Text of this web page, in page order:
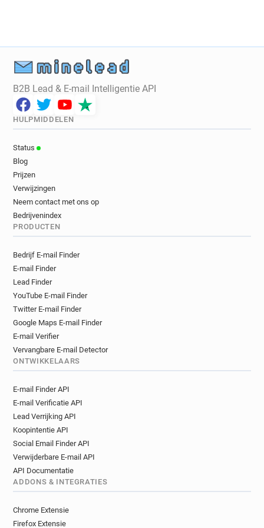
B2B Lead & E-mail Intelligentie API
HULPMIDDELEN
Status
Blog
Prijzen
Verwijzingen
Neem contact met ons op
Bedrijvenindex
PRODUCTEN
Bedrijf E-mail Finder
E-mail Finder
Lead Finder
YouTube E-mail Finder
Twitter E-mail Finder
Google Maps E-mail Finder
E-mail Verifier
Vervangbare E-mail Detector
ONTWIKKELAARS
E-mail Finder API
E-mail Verificatie API
Lead Verrijking API
Koopintentie API
Social Email Finder API
Verwijderbare E-mail API
API Documentatie
ADDONS & INTEGRATIES
Chrome Extensie
Firefox Extensie